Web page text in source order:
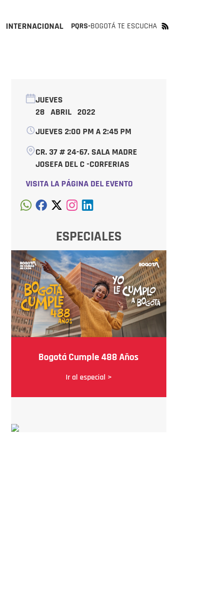
INTERNACIONAL PQRS-BOGOTÁ TE ESCUCHA
JUEVES
28 ABRIL 2022
JUEVES 2:00 PM A 2:45 PM
CR. 37 # 24-67. SALA MADRE
JOSEFA DEL C -CORFERIAS
VISITA LA PÁGINA DEL EVENTO
ESPECIALES
Bogotá Cumple 488 Años
Ir al especial >